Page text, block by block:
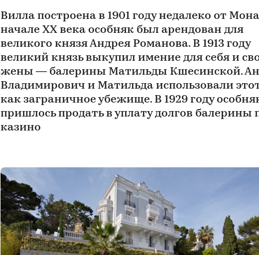
Вилла построена в 1901 году недалеко от
начале XX века особняк был арендован для
великого князя Андрея Романова. В 1913 году
великий князь выкупил имение для себя и
жены — балерины Матильды Кшесинской.
Владимирович и Матильда использовали
как заграничное убежище. В 1929 году
пришлось продать в уплату долгов балерины
казино